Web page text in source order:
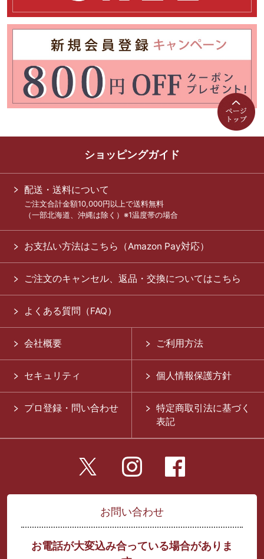
ショッピングガイド
配送・送料について
ご注文合計金額10,000円以上で送料無料
（一部北海道、沖縄は除く）※1温度帯の場合
お支払い方法はこちら（Amazon Pay対応）
ご注文のキャンセル、返品・交換についてはこちら
よくある質問（FAQ）
会社概要 ご利用方法
セキュリティ 個人情報保護方針
プロ登録・問い合わせ
特定商取引法に基づく
表記
お問い合わせ
お電話が大変込み合っている場合がありま